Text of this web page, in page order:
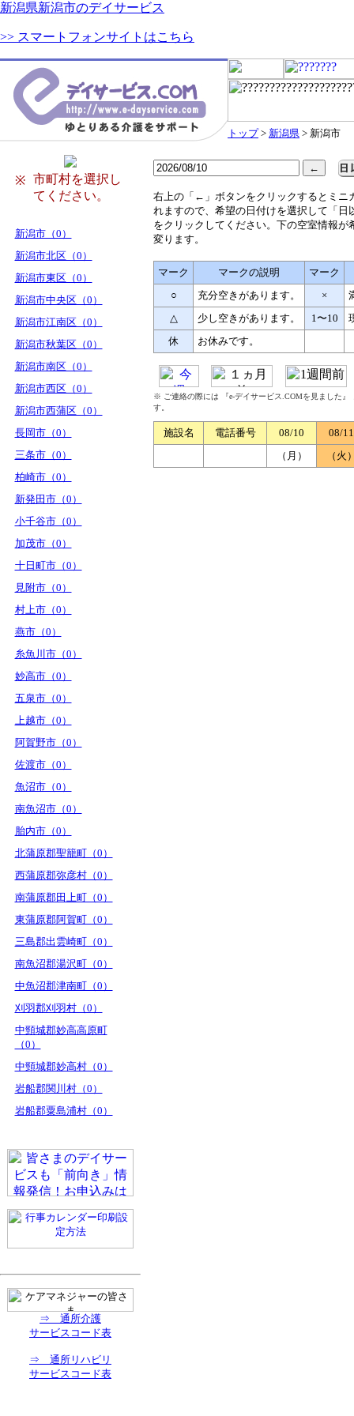
新潟県新潟市のデイサービス
>> スマートフォンサイトはこちら
トップ> 新潟県 > 新潟市
※
市町村を選択し
てください。
新潟市（0）
新潟市北区（0）
新潟市東区（0）
新潟市中央区（0）
新潟市江南区（0）
新潟市秋葉区（0）
新潟市南区（0）
新潟市西区（0）
新潟市西蒲区（0）
長岡市（0）
三条市（0）
柏崎市（0）
新発田市（0）
小千谷市（0）
加茂市（0）
十日町市（0）
見附市（0）
村上市（0）
燕市（0）
糸魚川市（0）
妙高市（0）
五泉市（0）
上越市（0）
阿賀野市（0）
佐渡市（0）
魚沼市（0）
南魚沼市（0）
胎内市（0）
北蒲原郡聖籠町（0）
西蒲原郡弥彦村（0）
南蒲原郡田上町（0）
東蒲原郡阿賀町（0）
三島郡出雲崎町（0）
南魚沼郡湯沢町（0）
中魚沼郡津南町（0）
刈羽郡刈羽村（0）
中頸城郡妙高高原町
（0）
中頸城郡妙高村（0）
岩船郡関川村（0）
岩船郡粟島浦村（0）
⇒ 通所介護
サービスコード表
⇒ 通所リハビリ
サービスコード表
右上の「←」ボタンをクリックするとミニ
れますので、希望の日付けを選択して「日
をクリックしてください。下の空室情報が
変ります。
マーク マークの説明
マーク
○
充分空きがあります。 ×
△
少し空きがあります。 1〜10
休
お休みです。
※ ご連絡の際には 『e-デイサービス.COMを見ました
す。
施設名 電話番号 08/10
08/11
（月）
（火